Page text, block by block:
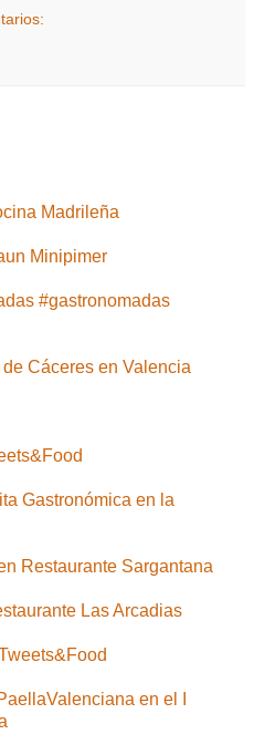
Madrileña
Minipimer
#gastronomadas
Cáceres en Valencia
Gastronómica en la
Restaurante Sargantana
Las Arcadias
en el I